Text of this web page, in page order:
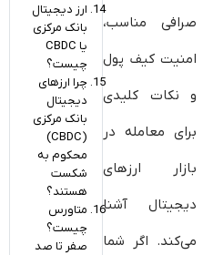
صرافی مناسب،
امنیت کیف پول
و نکات کلیدی
برای معامله در
بازار ارزهای
دیجیتال آشنا
می‌کند. اگر شما
ارز دیجیتال
بانک مرکزی
یا CBDC
چیست؟
چرا ارزهای
دیجیتال
بانک مرکزی
(CBDC)
محکوم به
شکست
هستند؟
متاورس
چیست؟
صفر تا صد